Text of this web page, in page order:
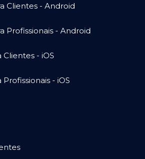
Clientes - Android
Profissionais - Android
Clientes - iOS
Profissionais - iOS